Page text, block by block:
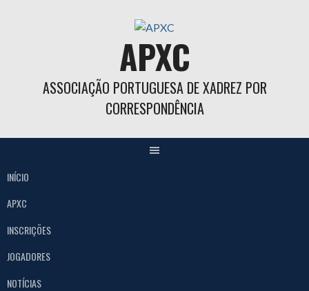
APXC
ASSOCIAÇÃO PORTUGUESA DE XADREZ POR
CORRESPONDÊNCIA
INÍCIO
APXC
INSCRIÇÕES
JOGADORES
NOTÍCIAS